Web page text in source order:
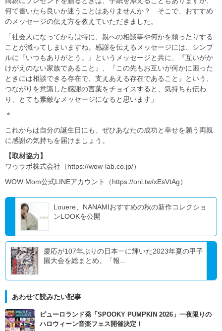
何て書いたら良いか迷うことはありませんか？ そこで、おすすめ
のメッセージの伝え方を教えていただきました。
「社会人になってからは特に、親への相談事や何かを頼ったりする
ことが減ってしまいますね。感謝を伝えるメッセージには、シンプ
ルに『いつもありがとう。』というメッセージと共に、『互いがか
けがえのない家族であること』、『この先もお互いが何かに困った
ときには相談できる存在で、支えあえる存在であること』という、
つながりを意識した感謝の言葉をチョイスすると、気持ちも伝わ
り、とても素敵なメッセージになると思います」
＊
これからは自分の誕生日にも、ぜひあなたの成功と幸せを願う両親
に感謝の気持ちを届けましょう。
【取材協力】
ワゥラボ株式会社（https://wow-lab.co.jp/）
WOW Mom公式LINEアカウント（https://onl.tw/xEsVtAg）
Louere、NANAMIおすすめの秋の新作コレクショ
ンLOOKを公開
慶応が107年ぶりの日本一に輝いた2023年夏の甲子
園大会を総まとめ。「報...
あわせて読みたい記事
ピューロランド発「SPOOKY PUMPKIN 2026」一夜限りの
ハロウィーン音楽フェス開催決定！